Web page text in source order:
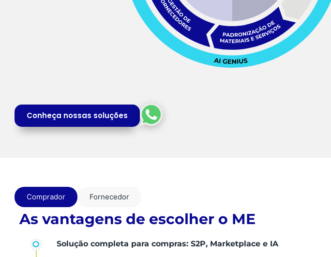
Conheça nossas soluções
Comprador Fornecedor
As vantagens de escolher o ME
Solução completa para compras: S2P, Marketplace e IA